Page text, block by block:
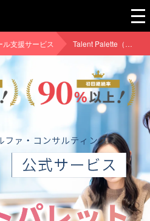
ル支援サービス Talent Palette（タレントパレット）』の導入・運用代行